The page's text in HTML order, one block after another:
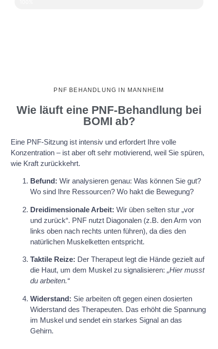
PNF BEHANDLUNG IN MANNHEIM
Wie läuft eine PNF-Behandlung bei
BOMI ab?
Eine PNF-Sitzung ist intensiv und erfordert Ihre volle
Konzentration – ist aber oft sehr motivierend, weil Sie spüren,
wie Kraft zurückkehrt.
Befund: Wir analysieren genau: Was können Sie gut?
Wo sind Ihre Ressourcen? Wo hakt die Bewegung?
Dreidimensionale Arbeit: Wir üben selten stur „vor
und zurück“. PNF nutzt Diagonalen (z.B. den Arm von
links oben nach rechts unten führen), da dies den
natürlichen Muskelketten entspricht.
Taktile Reize: Der Therapeut legt die Hände gezielt auf
die Haut, um dem Muskel zu signalisieren:„Hier musst
du arbeiten.“
Widerstand: Sie arbeiten oft gegen einen dosierten
Widerstand des Therapeuten. Das erhöht die Spannung
im Muskel und sendet ein starkes Signal an das
Gehirn.